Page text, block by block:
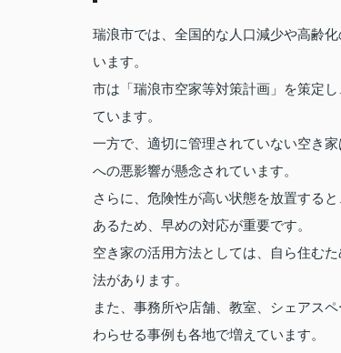
瑞浪市では、全国的な人口減少や高齢
います。
市は「瑞浪市空家等対策計画」を策定
ています。
一方で、適切に管理されていない空き
への悪影響が懸念されています。
さらに、危険性が高い状態を放置する
あるため、早めの対応が重要です。
空き家の活用方法としては、自ら住む
法があります。
また、事務所や店舗、教室、シェアス
わらせる事例も各地で増えています。